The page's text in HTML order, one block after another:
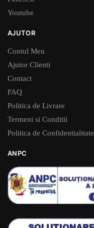
Youtube
AJUTOR
Contul Meu
Ajutor Clienti
Contact
FAQ
Politica de Livrare
Termeni si Conditii
Politica de Confidentialitate
ANPC